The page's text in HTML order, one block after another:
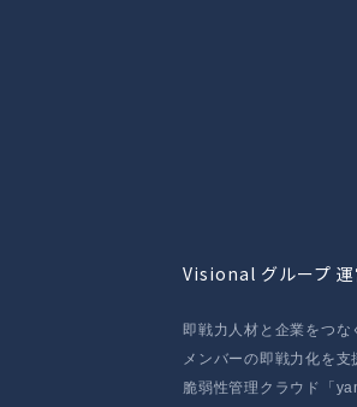
Visional グループ 運
即戦力人材と企業をつな
メンバーの即戦力化を
脆弱性管理クラウド「